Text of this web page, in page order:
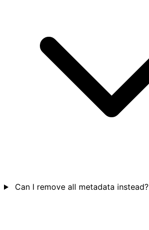
Can I remove all metadata instead?